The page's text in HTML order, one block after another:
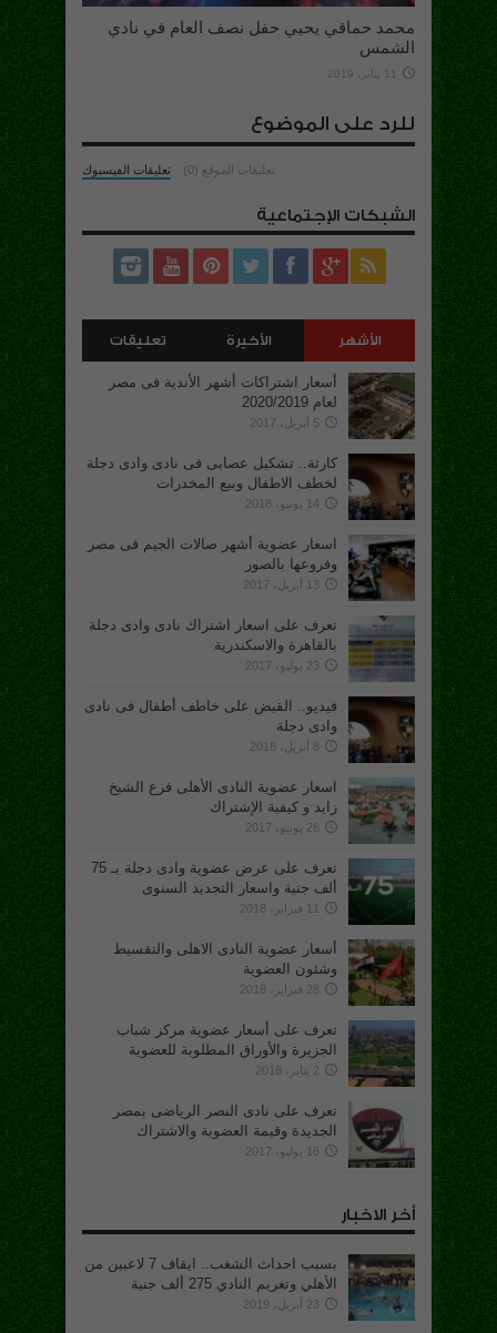
محمد حماقي يحيي حفل نصف العام في نادي
الشمس
11 يناير، 2019
للرد على الموضوع
تعليقات الفيسبوك تعليقات الموقع (0)
الشبكات الإجتماعية
الأشهر الأخيرة تعليقات
أسعار اشتراكات أشهر الأندية فى مصر
لعام 2020/2019
5 أبريل، 2017
كارثة.. تشكيل عصابى فى نادى وادى دجلة
لخطف الاطفال وبيع المخدرات
14 يونيو، 2018
اسعار عضوية أشهر صالات الجيم فى مصر
وفروعها بالصور
13 أبريل، 2017
تعرف على اسعار اشتراك نادى وادى دجلة
بالقاهرة والاسكندرية
23 يوليو، 2017
فيديو.. القبض على خاطف أطفال فى نادى
وادى دجلة
8 أبريل، 2018
اسعار عضوية النادى الأهلى فرع الشيخ
زايد و كيفية الإشتراك
26 يونيو، 2017
تعرف على عرض عضوية وادى دجلة بـ 75
ألف جنية واسعار التجديد السنوى
11 فبراير، 2018
أسعار عضوية النادى الاهلى والتقسيط
وشئون العضوية
28 فبراير، 2018
تعرف على أسعار عضوية مركز شباب
الجزيرة والأوراق المطلوبة للعضوية
2 يناير، 2018
تعرف على نادى النصر الرياضى بمصر
الجديدة وقيمة العضوية والاشتراك
16 يوليو، 2017
أخر الاخبار
بسبب احداث الشغب.. ايقاف 7 لاعبين من
الأهلي وتغريم النادي 275 ألف جنية
23 أبريل، 2019